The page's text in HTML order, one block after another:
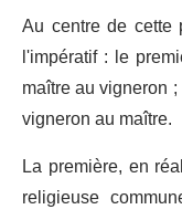
Au centre de
l'impératif : le
maître au vigneron
vigneron au maître.
La première, en
religieuse